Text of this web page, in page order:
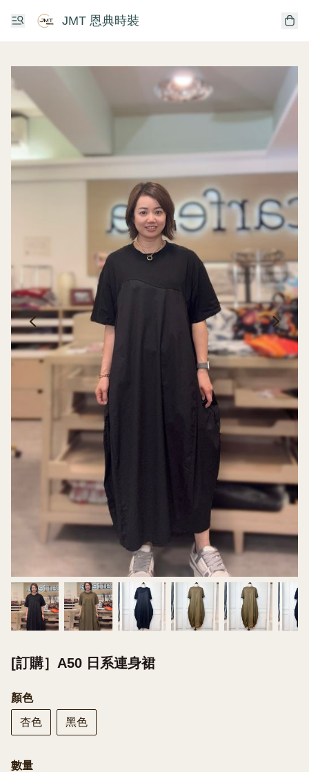
JMT 恩典時裝
[訂購］A50 日系連身裙
顏色
杏色 黑色
數量